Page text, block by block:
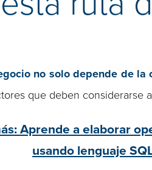
no solo depende de
que deben considerarse
Aprende a elaborar
usando lenguaje